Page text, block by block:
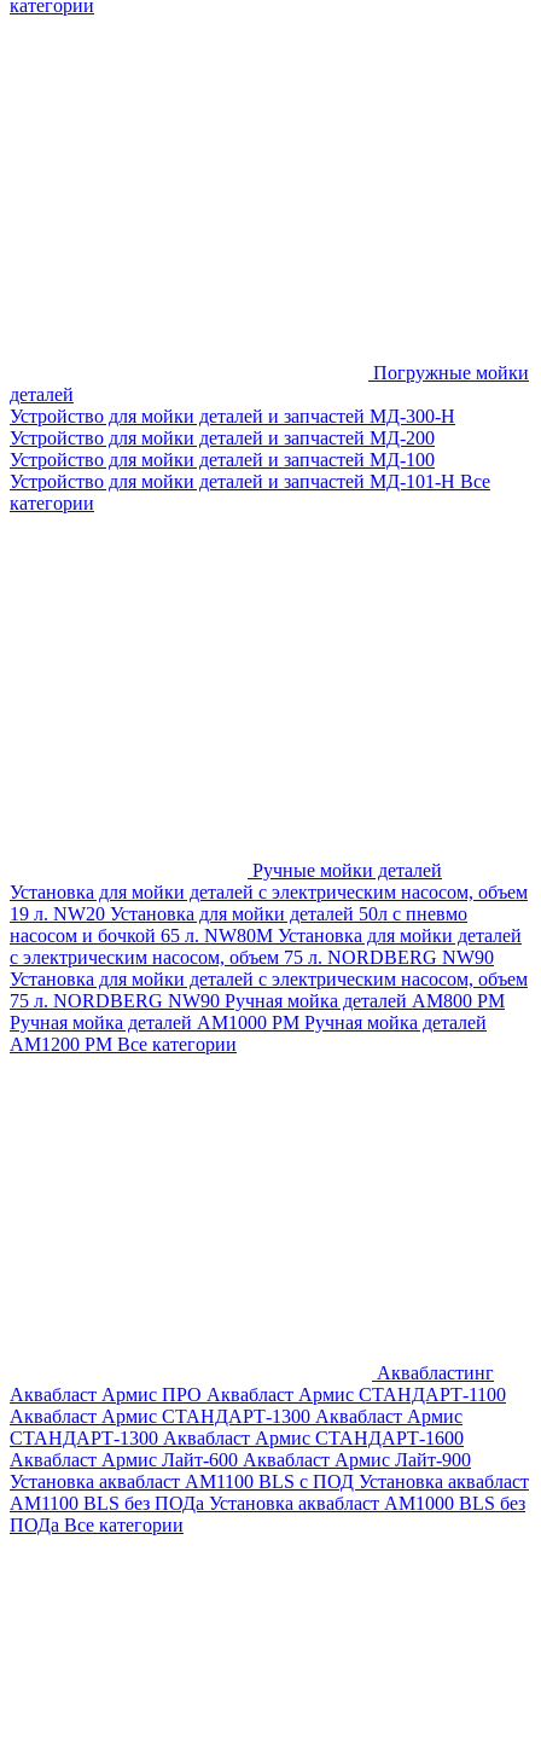
категории
Погружные мойки
деталей
Устройство для мойки деталей и запчастей МД-300-H
Устройство для мойки деталей и запчастей МД-200
Устройство для мойки деталей и запчастей МД-100
Устройство для мойки деталей и запчастей МД-101-Н Все
категории
Ручные мойки деталей
Установка для мойки деталей с электрическим насосом, объем
19 л. NW20 Установка для мойки деталей 50л с пневмо
насосом и бочкой 65 л. NW80M Установка для мойки деталей
с электрическим насосом, объем 75 л. NORDBERG NW90
Установка для мойки деталей с электрическим насосом, объем
75 л. NORDBERG NW90 Ручная мойка деталей АМ800 РМ
Ручная мойка деталей АМ1000 РМ Ручная мойка деталей
АМ1200 РМ Все категории
Аквабластинг
Аквабласт Армис ПРО Аквабласт Армис СТАНДАРТ-1100
Аквабласт Армис СТАНДАРТ-1300 Аквабласт Армис
СТАНДАРТ-1300 Аквабласт Армис СТАНДАРТ-1600
Аквабласт Армис Лайт-600 Аквабласт Армис Лайт-900
Установка аквабласт AM1100 BLS с ПОД Установка аквабласт
AM1100 BLS без ПОДа Установка аквабласт AM1000 BLS без
ПОДа Все категории